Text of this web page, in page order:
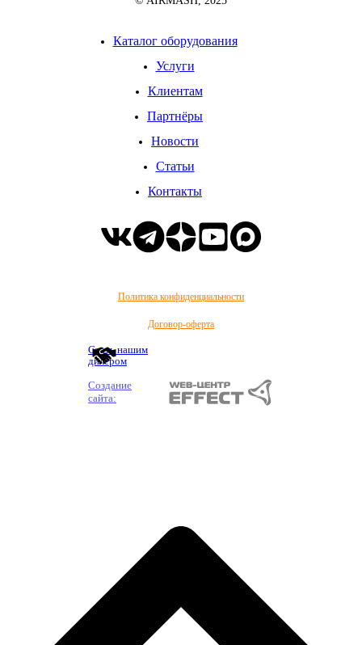
Каталог оборудования
Услуги
Клиентам
Партнёры
Новости
Статьи
Контакты
Политика конфиденциальности
Договор-оферта
Стать нашим
дилером
Создание
сайта: